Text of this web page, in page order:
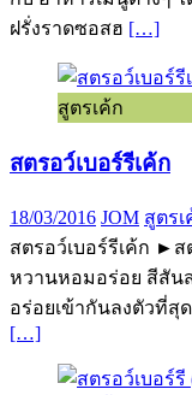
ฝรั่งราดซอสฮ […]
สูตรเค้ก
สตรอว์เบอร์รีเค้ก
18/03/2016 JOM สูตรเ
สตรอว์เบอร์รีเค้ก ►ส
หวานหอมอร่อย สีสัน
อร่อยเข้ากันลงตัวที่สุ
[…]